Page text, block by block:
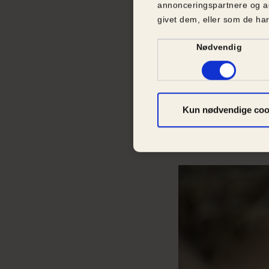
annonceringspartnere og
givet dem, eller som de
SamtykkevalgNødvendig
Kun nødvendige
alligevel kun
udgifter, som
Kaniner skal til
og vaccination.
mindre beløb